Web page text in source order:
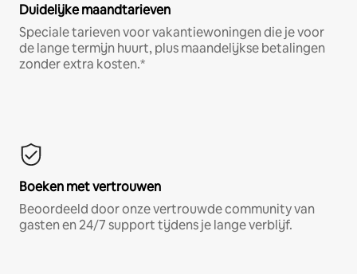
Duidelijke maandtarieven
Speciale tarieven voor vakantiewoningen die je voor
de lange termijn huurt, plus maandelijkse betalingen
zonder extra kosten.*
Boeken met vertrouwen
Beoordeeld door onze vertrouwde community van
gasten en 24/7 support tijdens je lange verblijf.